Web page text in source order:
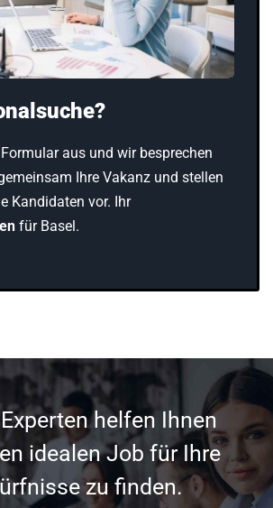
aus und wir besprechen
Ihre Vakanz und stellen
Kandidaten vor. Ihr
für Basel.
helfen Ihnen
idealen Job für Ihre
zu finden.